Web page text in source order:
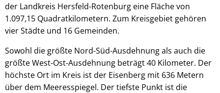
der Landkreis Hersfeld-Rotenburg eine Fläche von
1.097,15 Quadratkilometern. Zum Kreisgebiet gehören
vier Städte und 16 Gemeinden.
Sowohl die größte Nord-Süd-Ausdehnung als auch die
größte West-Ost-Ausdehnung beträgt 40 Kilometer. Der
höchste Ort im Kreis ist der Eisenberg mit 636 Metern
über dem Meeresspiegel. Der tiefste Punkt ist die